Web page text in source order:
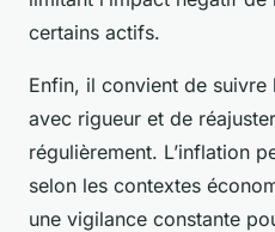
certains actifs.
Enfin, il convient de suivre
avec rigueur et de
régulièrement. L’inflation
selon les contextes
une vigilance constante